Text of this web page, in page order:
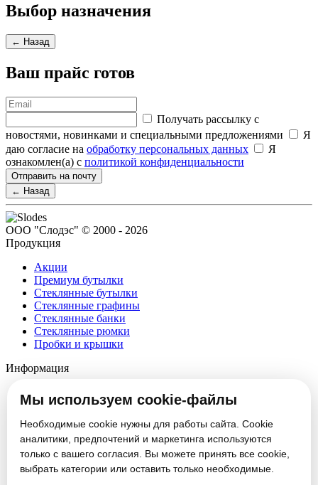
Выбор назначения
← Назад
Ваш прайс готов
Получать рассылку с
новостями, новинками и специальными предложениями
Я
даю согласие на обработку персональных данных
Я
ознакомлен(а) с политикой конфиденциальности
Отправить на почту
← Назад
ООО "Слодэс" © 2000 - 2026
Продукция
Акции
Премиум бутылки
Стеклянные бутылки
Стеклянные графины
Стеклянные банки
Стеклянные рюмки
Пробки и крышки
Информация
Партнеры
Новости
Блог
Вакансии
Контакты
Настроить cookie
Мы используем cookie-файлы
Необходимые cookie нужны для работы сайта. Cookie
аналитики, предпочтений и маркетинга используются
только с вашего согласия. Вы можете принять все cookie,
выбрать категории или оставить только необходимые.